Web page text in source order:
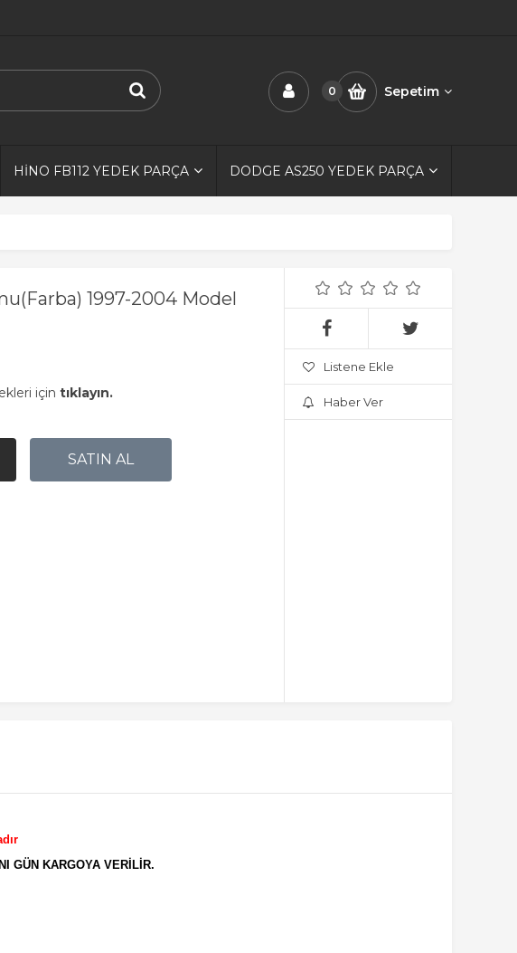
0 Sepetim
HİNO FB112 YEDEK PARÇA DODGE AS250 YEDEK PARÇA
1997-2004 Model
için tıklayın.
Listene Ekle
Haber Ver
GÜN KARGOYA VERİLİR.